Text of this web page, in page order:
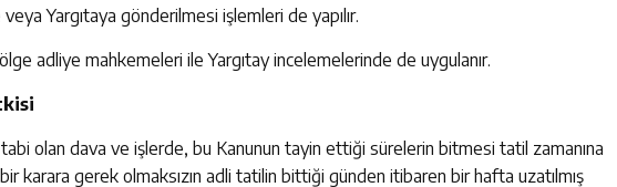
Yargıtaya gönderilmesi işlemleri de yapılır.
adliye mahkemeleri ile Yargıtay incelemelerinde de uygulanır.
olan dava ve işlerde, bu Kanunun tayin ettiği sürelerin bitmesi tatil zamanına
karara gerek olmaksızın adli tatilin bittiği günden itibaren bir hafta uzatılmış